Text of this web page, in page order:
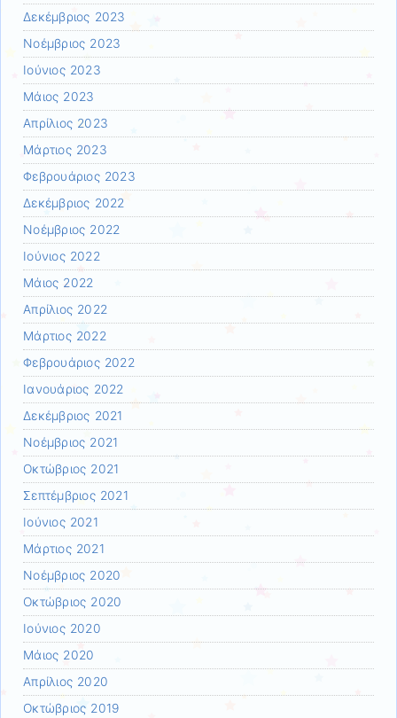
Δεκέμβριος 2023
Νοέμβριος 2023
Ιούνιος 2023
Μάιος 2023
Απρίλιος 2023
Μάρτιος 2023
Φεβρουάριος 2023
Δεκέμβριος 2022
Νοέμβριος 2022
Ιούνιος 2022
Μάιος 2022
Απρίλιος 2022
Μάρτιος 2022
Φεβρουάριος 2022
Ιανουάριος 2022
Δεκέμβριος 2021
Νοέμβριος 2021
Οκτώβριος 2021
Σεπτέμβριος 2021
Ιούνιος 2021
Μάρτιος 2021
Νοέμβριος 2020
Οκτώβριος 2020
Ιούνιος 2020
Μάιος 2020
Απρίλιος 2020
Οκτώβριος 2019